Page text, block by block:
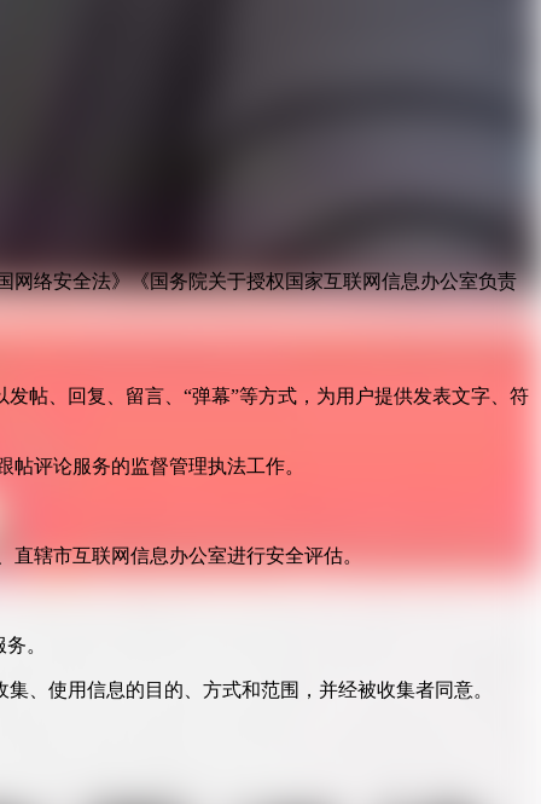
络安全法》《国务院关于授权国家互联网信息办公室负责
帖、回复、留言、“弹幕”等方式，为用户提供发表文字、符
评论服务的监督管理执法工作。
辖市互联网信息办公室进行安全评估。
。
、使用信息的目的、方式和范围，并经被收集者同意。